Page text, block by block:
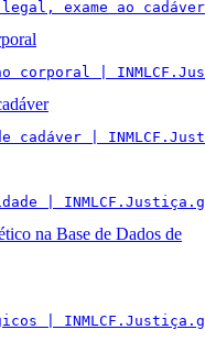
exame ao
corporal |
cadáver |
|
na Base de Dados de
|